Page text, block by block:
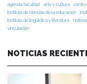
agenda facultad arte y cultura centro
instituto de ciencias de la educación
instituto de lingüística y literatura
vinculación
NOTICIAS